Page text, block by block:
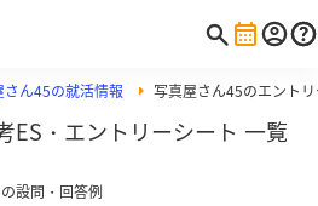
さん45の就活情報 写真屋さん45のエント
ES・エントリーシート 一覧
設問・回答例